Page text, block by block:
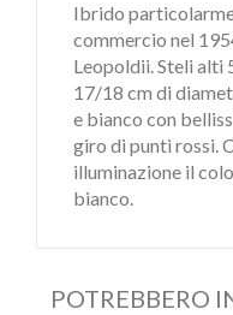
Ibrido
commercio nel
Leopoldii. Steli alti
17/18 cm di
e bianco con
giro di punti rossi.
illuminazione il
bianco.
POTREBBERO